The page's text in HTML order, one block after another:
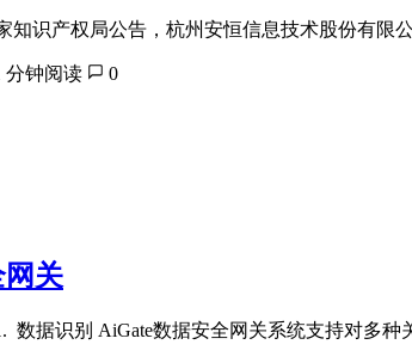
知识产权局公告，杭州安恒信息技术股份有
分钟阅读 0
关
数据识别 AiGate数据安全网关系统支持对多